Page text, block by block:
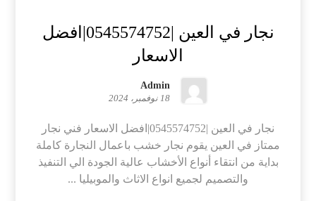
نجار في العين |0545574752|افضل
الاسعار
Admin
18 نوفمبر، 2024
نجار في العين |0545574752|افضل الاسعار فني نجار
ممتاز في العين يقوم نجار خشب باعمال النجارة كاملة
بداية من انتقاء أنواع الأخشاب عالية الجودة الي التنفيذ
والتصميم لجميع انواع الاثاث والموبيليا ...